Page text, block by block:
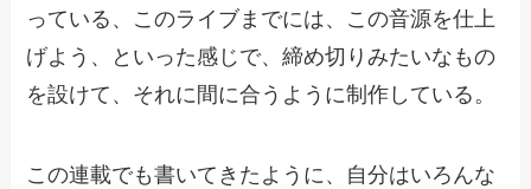
っている、このライブまでには、この音源を仕上
げよう、といった感じで、締め切りみたいなもの
を設けて、それに間に合うように制作している。
この連載でも書いてきたように、自分はいろんな